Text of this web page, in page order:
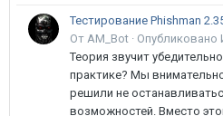
От AM_Bot · Опубликовано
Теория звучит
практике? Мы
решили не
возможностей. Вместо